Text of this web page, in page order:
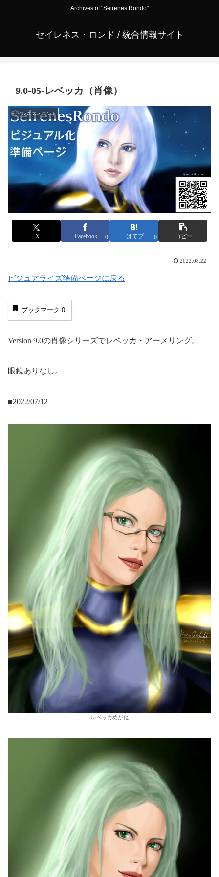
Archives of "Seirenes Rondo"
セイレネス・ロンド / 統合情報サイト
9.0-05-レベッカ（肖像）
セイレネス・ロンド
X Facebook 0 はてブ 0 コピー
2022.08.22
ビジュアライズ準備ページに戻る
ブックマーク 0
Version 9.0の肖像シリーズでレベッカ・アーメリング。
眼鏡ありなし。
■2022/07/12
レベッカめがね